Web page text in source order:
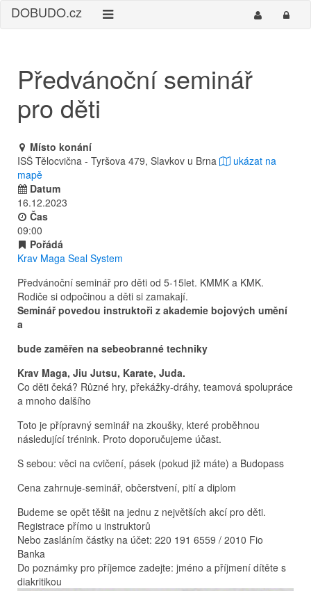
DOBUDO.cz
Předvánoční seminář
pro děti
Místo konání
ISŠ Tělocvična - Tyršova 479, Slavkov u Brna
ukázat na
mapě
Datum
16.12.2023
Čas
09:00
Pořádá
Krav Maga Seal System
Předvánoční seminář pro děti od 5-15let. KMMK a KMK.
Rodiče si odpočinou a děti si zamakají.
Seminář povedou instruktoři z akademie bojových umění
a
bude zaměřen na sebeobranné techniky
Krav Maga, Jiu Jutsu, Karate, Juda.
Co děti čeká? Různé hry, překážky-dráhy, teamová spolupráce
a mnoho dalšího
Toto je přípravný seminář na zkoušky, které proběhnou
následující trénink. Proto doporučujeme účast.
S sebou: věci na cvičení, pásek (pokud již máte) a Budopass
Cena zahrnuje-seminář, občerstvení, pití a diplom
Budeme se opět těšit na jednu z největších akcí pro děti.
Registrace přímo u instruktorů
Nebo zasláním částky na účet: 220 191 6559 / 2010 Fio
Banka
Do poznámky pro příjemce zadejte: jméno a příjmení dítěte s
diakritikou